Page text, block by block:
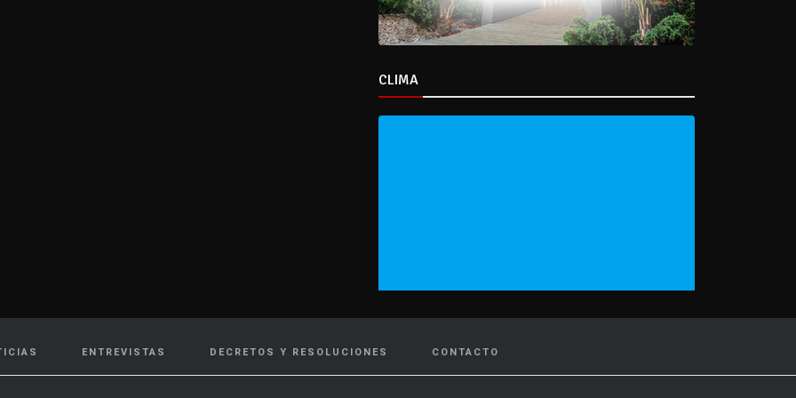
CLIMA
ENTREVISTAS DECRETOS Y RESOLUCIONES CONTACTO